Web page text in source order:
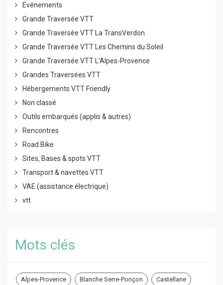
Evénements
Grande Traversée VTT
Grande Traversée VTT La TransVerdon
Grande Traversée VTT Les Chemins du Soleil
Grande Traversée VTT L’Alpes-Provence
Grandes Traversées VTT
Hébergements VTT Friendly
Non classé
Outils embarqués (applis & autres)
Rencontres
Road Bike
Sites, Bases & spots VTT
Transport & navettes VTT
VAE (assistance électrique)
vtt
Mots clés
Alpes-Provence Blanche Serre-Ponçon Castellane